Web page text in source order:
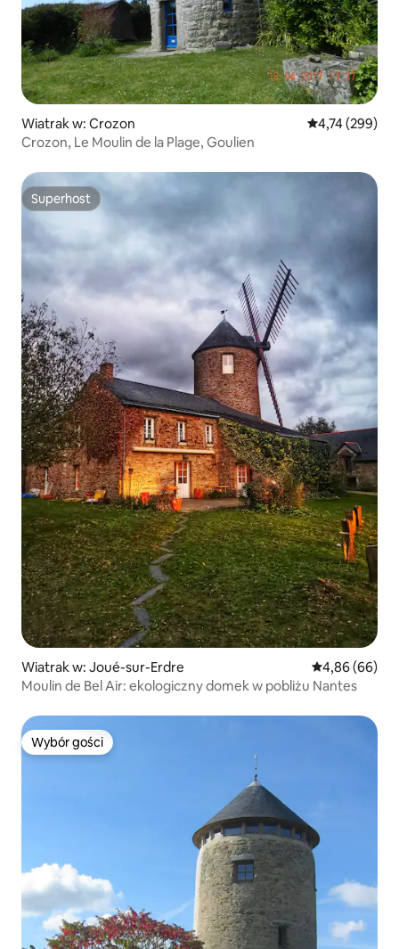
Wiatrak w: Crozon Średnia
4,74 (299)
Crozon, Le Moulin de la Plage, Goulien
Superhost
Superhost
Wiatrak w: Joué-sur-Erdre Średnia
4,86 (66)
Moulin de Bel Air: ekologiczny domek w pobliżu Nantes
Wybór gości
Wybór gości